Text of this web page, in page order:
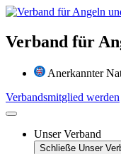
Zum
wechseln
Verband für
Anerkannter
Verbandsmitglied werden
Unser Verband
Schließe Unser